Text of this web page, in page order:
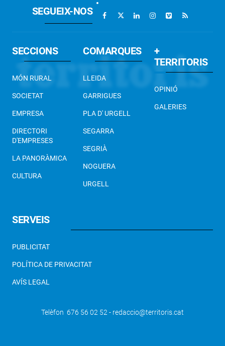
SEGUEIX-NOS
SECCIONS
MÓN RURAL
SOCIETAT
EMPRESA
DIRECTORI
D'EMPRESES
LA PANORÀMICA
CULTURA
COMARQUES
LLEIDA
GARRIGUES
PLA D' URGELL
SEGARRA
SEGRIÀ
NOGUERA
URGELL
+
TERRITORIS
OPINIÓ
GALERIES
SERVEIS
PUBLICITAT
POLÍTICA DE PRIVACITAT
AVÍS LEGAL
Telèfon 676 56 02 52 - redaccio@territoris.cat